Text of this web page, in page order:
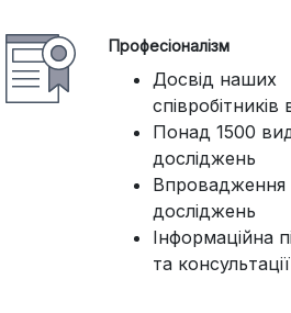
Професіоналізм
Досвід наших
співробітників
Понад 1500
досліджень
Впровадження
досліджень
Інформаційна
та консультації